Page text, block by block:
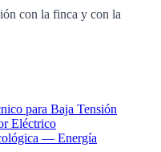
con la finca y con la
para Baja Tensión
Eléctrico
— Energía